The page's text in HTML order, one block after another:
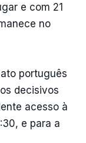
e com 21
no
português
decisivos
acesso à
e para a